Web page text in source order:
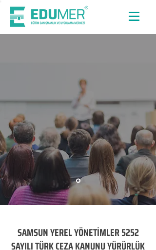
SAMSUN YEREL YÖNETİMLER 5252
SAYILI TÜRK CEZA KANUNU YÜRÜRLÜK